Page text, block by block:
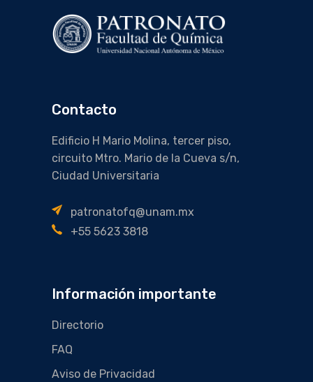
Contacto
Edificio H Mario Molina, tercer piso,
circuito Mtro. Mario de la Cueva s/n,
Ciudad Universitaria
patronatofq@unam.mx
+55 5623 3818
Información importante
Directorio
FAQ
Aviso de Privacidad